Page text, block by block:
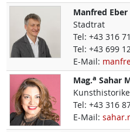
Manfred Eber
Stadtrat
Tel: +43 316
Tel: +43 699
E-Mail:
Mag.a Sahar
Tel: +43 316
E-Mail: